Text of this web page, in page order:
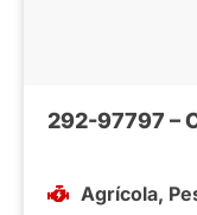
292-97797 –
Agrícola,